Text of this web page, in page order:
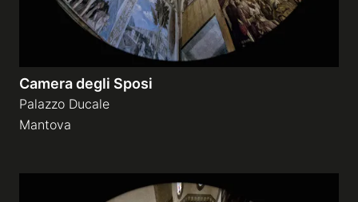
Camera degli Sposi
Palazzo Ducale
Mantova